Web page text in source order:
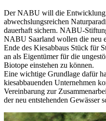
Der NABU will die Entwicklung
abwechslungsreichen
dauerhaft sichern. NABU-
NABU Saarland wollen die neu
Ende des Kiesabbaus Stück für
an als Eigentümer für die
Biotope einstehen zu können.
Eine wichtige Grundlage dafür
kiesabbauenden Unternehmen
Vereinbarung zur
der neu entstehenden Gewässer